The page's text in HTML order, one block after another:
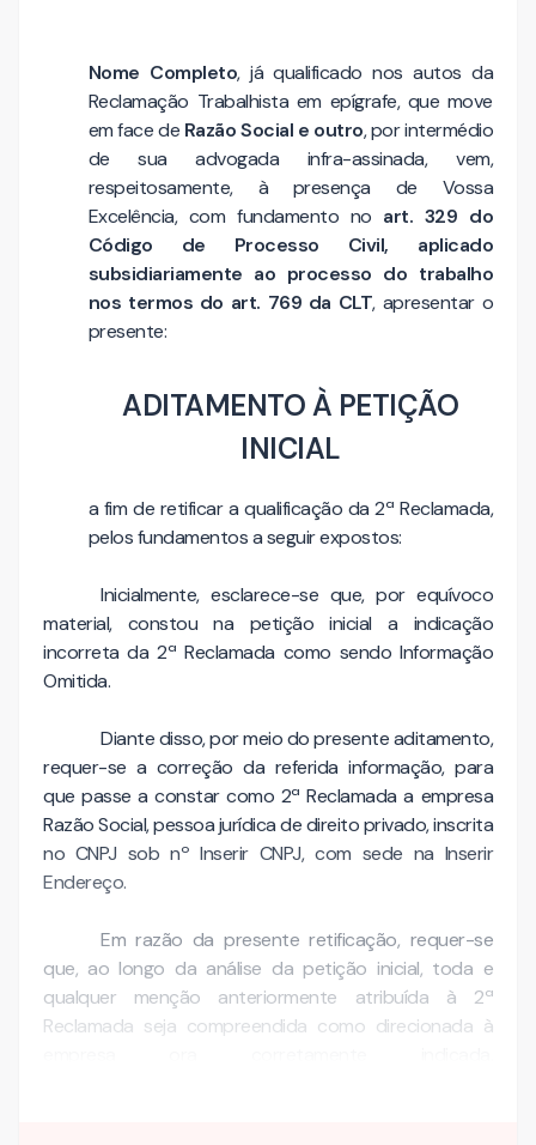
Nome Completo, já qualificado nos autos da
Reclamação Trabalhista em epígrafe, que move
em face de Razão Social e outro, por intermédio
de sua advogada infra-assinada, vem,
respeitosamente, à presença de Vossa
Excelência, com fundamento no art. 329 do
Código de Processo Civil, aplicado
subsidiariamente ao processo do trabalho
nos termos do art. 769 da CLT, apresentar o
presente:
ADITAMENTO À PETIÇÃO
INICIAL
a fim de retificar a qualificação da 2ª Reclamada,
pelos fundamentos a seguir expostos:
Inicialmente, esclarece-se que, por equívoco
material, constou na petição inicial a indicação
incorreta da 2ª Reclamada como sendo Informação
Omitida.
Diante disso, por meio do presente aditamento,
requer-se a correção da referida informação, para
que passe a constar como 2ª Reclamada a empresa
Razão Social, pessoa jurídica de direito privado, inscrita
no CNPJ sob nº Inserir CNPJ, com sede na Inserir
Endereço.
Em razão da presente retificação, requer-se
que, ao longo da análise da petição inicial, toda e
qualquer menção anteriormente atribuída à 2ª
Reclamada seja compreendida como direcionada à